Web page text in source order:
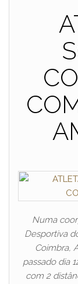
Numa
Desportiva
Coimbra,
passado dia
com 2